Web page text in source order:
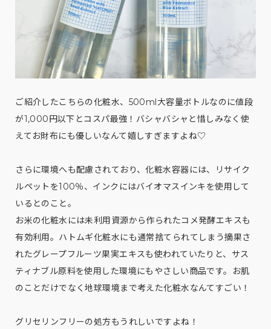
ご紹介したこちらの化粧水、500ml大容量ボトルなのに値段
が1,000円以下とコスパ最強！バシャバシャと惜しみなく使
えてお財布にも優しいなんて嬉しすぎますよね♡
さらに環境へも配慮されており、化粧水容器には、リサイク
ルペットを100％、インクにはバイオマスインキを使用して
いるとのこと。
お米の化粧水には未利用資源から作られたコメ発酵エキスも
有効利用。ハトムギ化粧水にも通常捨てられてしまう摘果さ
れたグレープフルーツ果実エキスも使われていたりと、サス
ティナブル原料を使用した環境にもやさしい商品です。お肌
のことだけでなく地球環境まで考えた化粧水なんてすごい！
グリセリンフリーの処方もうれしいですよね！